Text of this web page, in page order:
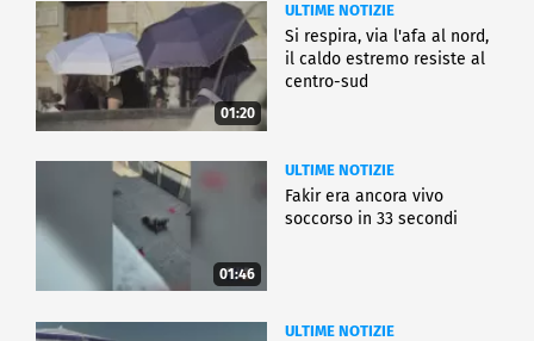
01:20
ULTIME NOTIZIE
Si respira, via l'afa al nord,
il caldo estremo resiste al
centro-sud
01:46
ULTIME NOTIZIE
Fakir era ancora vivo
soccorso in 33 secondi
ULTIME NOTIZIE